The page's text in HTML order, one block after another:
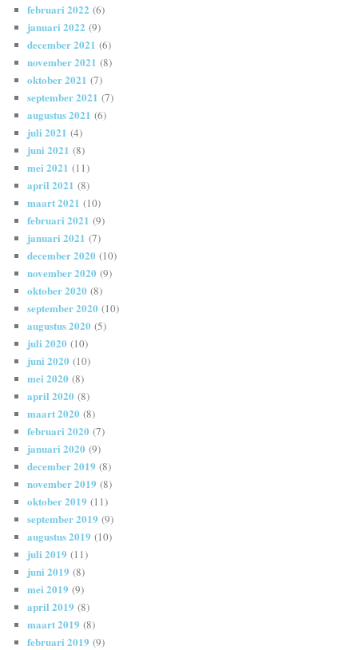
februari 2022 (6)
januari 2022 (9)
december 2021 (6)
november 2021 (8)
oktober 2021 (7)
september 2021 (7)
augustus 2021 (6)
juli 2021 (4)
juni 2021 (8)
mei 2021 (11)
april 2021 (8)
maart 2021 (10)
februari 2021 (9)
januari 2021 (7)
december 2020 (10)
november 2020 (9)
oktober 2020 (8)
september 2020 (10)
augustus 2020 (5)
juli 2020 (10)
juni 2020 (10)
mei 2020 (8)
april 2020 (8)
maart 2020 (8)
februari 2020 (7)
januari 2020 (9)
december 2019 (8)
november 2019 (8)
oktober 2019 (11)
september 2019 (9)
augustus 2019 (10)
juli 2019 (11)
juni 2019 (8)
mei 2019 (9)
april 2019 (8)
maart 2019 (8)
februari 2019 (9)